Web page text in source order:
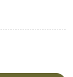
PUSA kogus